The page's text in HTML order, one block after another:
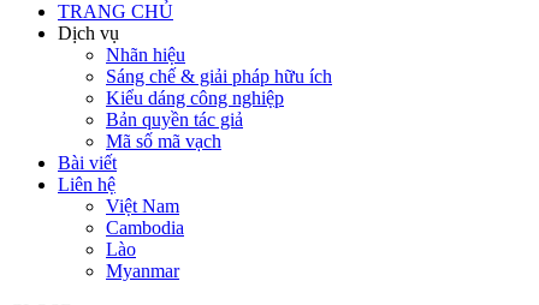
TRANG CHỦ
Dịch vụ
Nhãn hiệu
Sáng chế & giải pháp hữu ích
Kiểu dáng công nghiệp
Bản quyền tác giả
Mã số mã vạch
Bài viết
Liên hệ
Việt Nam
Cambodia
Lào
Myanmar